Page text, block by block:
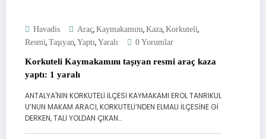
Havadis Araç, Kaymakamını, Kaza, Korkuteli,
Resmi, Taşıyan, Yaptı, Yaralı 0 Yorumlar
Korkuteli Kaymakamını taşıyan resmi araç kaza
yaptı: 1 yaralı
ANTALYA'NIN KORKUTELİ İLÇESİ KAYMAKAMI EROL TANRIKUL
U’NUN MAKAM ARACI, KORKUTELİ’NDEN ELMALI İLÇESİNE Gİ
DERKEN, TALİ YOLDAN ÇIKAN…